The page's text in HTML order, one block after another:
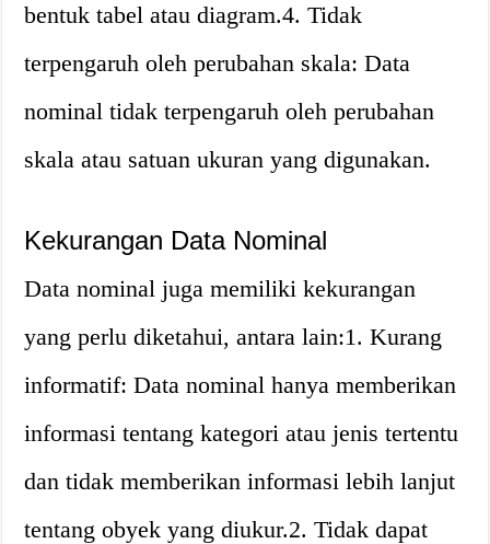
bentuk tabel atau diagram.4. Tidak
terpengaruh oleh perubahan skala: Data
nominal tidak terpengaruh oleh perubahan
skala atau satuan ukuran yang digunakan.
Kekurangan Data Nominal
Data nominal juga memiliki kekurangan
yang perlu diketahui, antara lain:1. Kurang
informatif: Data nominal hanya memberikan
informasi tentang kategori atau jenis tertentu
dan tidak memberikan informasi lebih lanjut
tentang obyek yang diukur.2. Tidak dapat